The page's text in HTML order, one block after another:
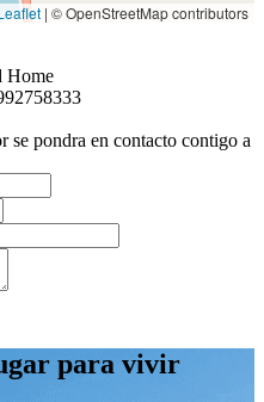
| © OpenStreetMap contributors
Home
se pondra en contacto contigo a
para vivir